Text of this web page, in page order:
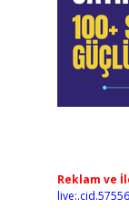
Reklam ve